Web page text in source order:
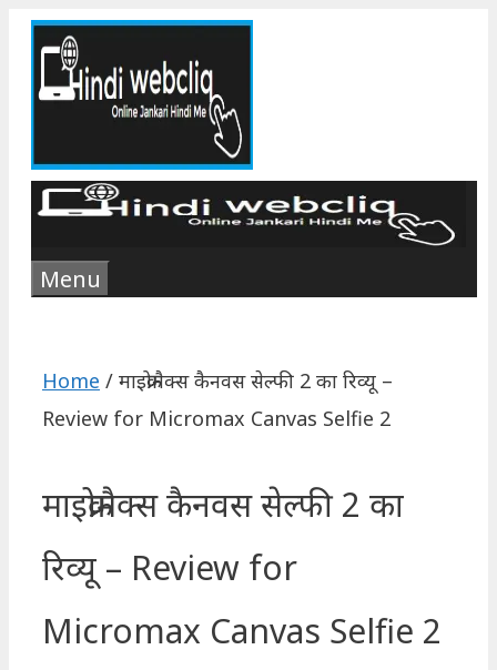
Skip
content
Menu
Home / माइक्रोमैक्स कैनवस सेल्फी 2 का रिव्यू –
Review for Micromax Canvas Selfie 2
माइक्रोमैक्स कैनवस सेल्फी 2 का
रिव्यू – Review for
Micromax Canvas Selfie 2